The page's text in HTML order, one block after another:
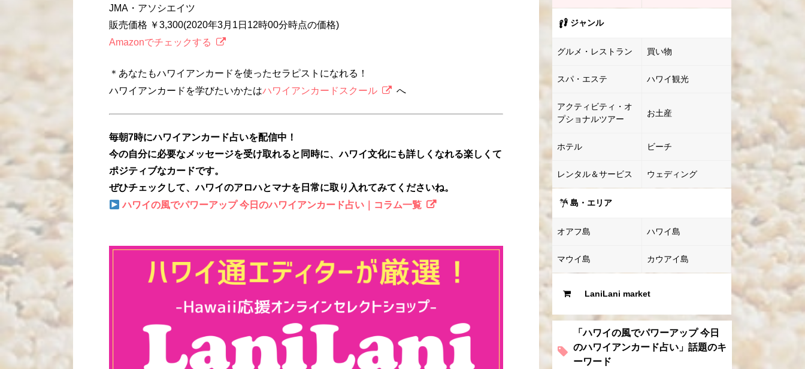
JMA・アソシエイツ
販売価格 ￥3,300(2020年3月1日12時00分時点の価格)
Amazonでチェックする
＊あなたもハワイアンカードを使ったセラピストになれる！
ハワイアンカードを学びたいかたはハワイアンカードスクール へ
毎朝7時にハワイアンカード占いを配信中！
今の自分に必要なメッセージを受け取れると同時に、ハワイ文化にも詳しくなれる楽しくて
ポジティブなカードです。
ぜひチェックして、ハワイのアロハとマナを日常に取り入れてみてくださいね。
ハワイの風でパワーアップ 今日のハワイアンカード占い｜コラム一覧
ジャンル
グルメ・レストラン 買い物
スパ・エステ ハワイ観光
アクティビティ・オ
プショナルツアー
お土産
ホテル ビーチ
レンタル＆サービス ウェディング
島・エリア
オアフ島 ハワイ島
マウイ島 カウアイ島
LaniLani market
「ハワイの風でパワーアップ 今日
のハワイアンカード占い」話題のキ
ーワード